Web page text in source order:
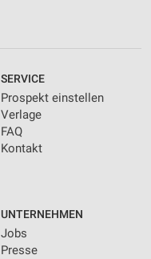
SERVICE
Prospekt einstellen
Verlage
FAQ
Kontakt
UNTERNEHMEN
Jobs
Presse